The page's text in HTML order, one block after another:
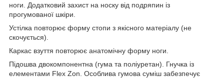
ноги. Додатковий захист на носку від подряпин із
прогумованої шкіри.
Устілка повторює форму стопи з якісного матеріалу (не
скочується).
Каркас взуття повторює анатомічну форму ноги.
Підошва двокомпонентна (гума та поліуретан). Гнучка із
елементами Flex Zon. Особлива гумова суміш забезпечує